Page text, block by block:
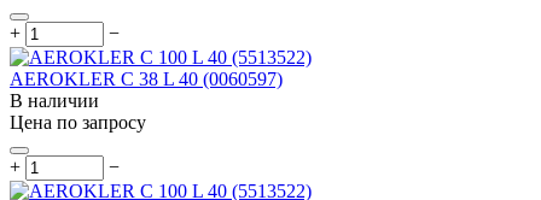
+ −
AEROKLER C 38 L 40 (0060597)
В наличии
Цена по запросу
+ −